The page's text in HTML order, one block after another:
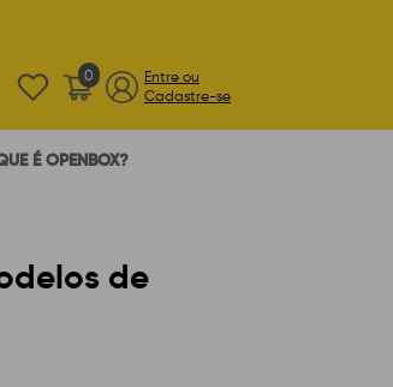
0
Entre ou
Cadastre-se
É OPENBOX?
de